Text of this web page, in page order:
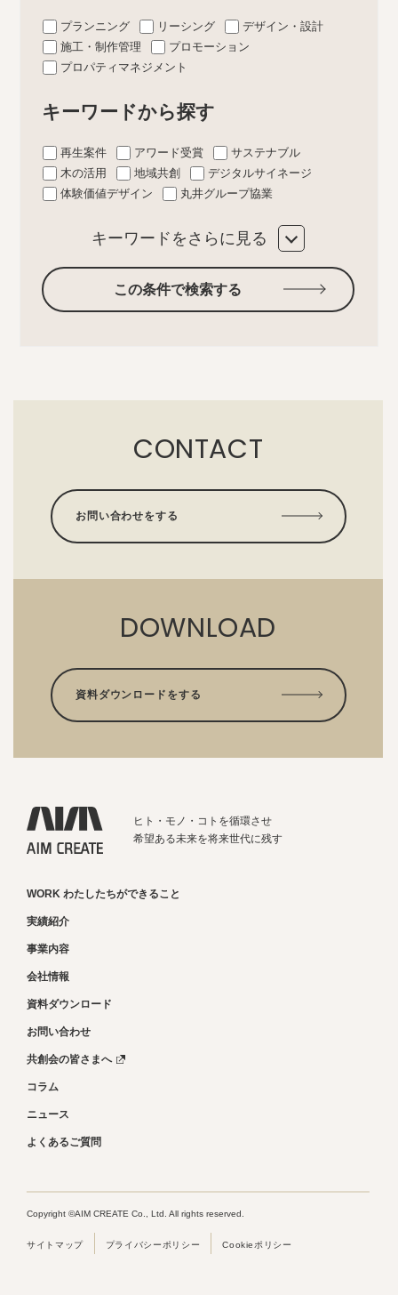
プランニング リーシング
デザイン・設計
施工・制作管理
プロモーション
プロパティマネジメント
キーワードから探す
再生案件 アワード受賞
サステナブル
木の活用
地域共創
デジタルサイネージ
体験価値デザイン
丸井グループ協業
キーワードをさらに見る
この条件で検索する
CONTACT
お問い合わせをする
DOWNLOAD
資料ダウンロードをする
ヒト・モノ・コトを循環させ
希望ある未来を将来世代に残す
WORK わたしたちができること
実績紹介
事業内容
会社情報
資料ダウンロード
お問い合わせ
共創会の皆さまへ
コラム
ニュース
よくあるご質問
サイトマップ プライバシーポリシー Cookieポリシー
Copyright ©AIM CREATE Co., Ltd. All rights reserved.